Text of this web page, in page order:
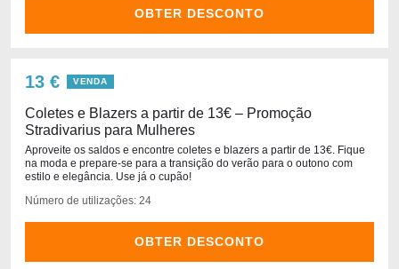
OBTER DESCONTO
13 € VENDA
Coletes e Blazers a partir de 13€ – Promoção
Stradivarius para Mulheres
Aproveite os saldos e encontre coletes e blazers a partir de 13€. Fique
na moda e prepare-se para a transição do verão para o outono com
estilo e elegância. Use já o cupão!
Número de utilizações: 24
OBTER DESCONTO